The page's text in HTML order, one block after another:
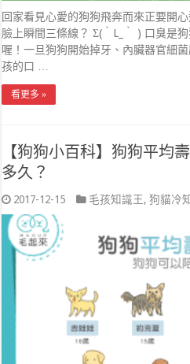
回家看見心愛的狗狗飛奔而來正要開
臉上瞬間三條線？ Σ(｀L_｀ ) 口臭是
喔！一旦狗狗開始掉牙、內臟器官細
孩的口 …
看更多 »
【狗狗小百科】狗狗平
多久？
2017-12-15 毛孩知識王,狗貓冷